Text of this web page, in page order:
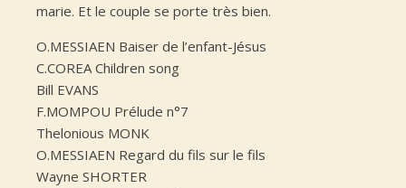
marie. Et le couple se porte très bien.
O.MESSIAEN Baiser de l’enfant-Jésus
C.COREA Children song
Bill EVANS
F.MOMPOU Prélude n°7
Thelonious MONK
O.MESSIAEN Regard du fils sur le fils
Wayne SHORTER